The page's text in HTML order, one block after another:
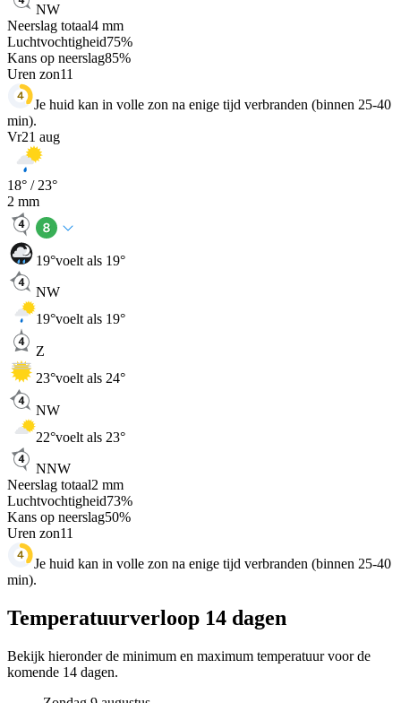
NW
Neerslag totaal4 mm
Luchtvochtigheid75%
Kans op neerslag85%
Uren zon11
Je huid kan in volle zon na enige tijd verbranden (binnen 25-40
min).
Vr21 aug
18° / 23°
2 mm
19°voelt als 19°
NW
19°voelt als 19°
Z
23°voelt als 24°
NW
22°voelt als 23°
NNW
Neerslag totaal2 mm
Luchtvochtigheid73%
Kans op neerslag50%
Uren zon11
Je huid kan in volle zon na enige tijd verbranden (binnen 25-40
min).
Temperatuurverloop 14 dagen
Bekijk hieronder de minimum en maximum temperatuur voor de
komende 14 dagen.